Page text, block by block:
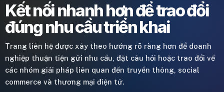
Kết nối nhanh hơn để trao đổi
đúng nhu cầu triển khai
Trang liên hệ được xây theo hướng rõ ràng hơn để doanh
nghiệp thuận tiện gửi nhu cầu, đặt câu hỏi hoặc trao đổi về
các nhóm giải pháp liên quan đến truyền thông, social
commerce và thương mại điện tử.